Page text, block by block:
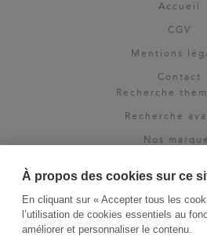
À propos des cookies sur ce
En cliquant sur « Accepter tous les
l’utilisation de cookies essentiels au
améliorer et personnaliser le contenu.
Accueil
CGV
Mentions
Contact
Recherche
Recherche
Nos
Espace
La Vie des